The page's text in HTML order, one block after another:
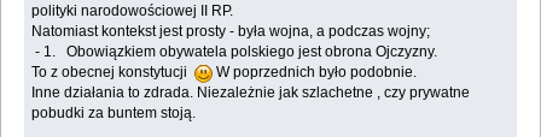
polityki narodowościowej II RP.
Natomiast kontekst jest prosty - była wojna, a podczas wojny;
- 1. Obowiązkiem obywatela polskiego jest obrona Ojczyzny.
To z obecnej konstytucji
W poprzednich było podobnie.
Inne działania to zdrada. Niezależnie jak szlachetne , czy prywatne
pobudki za buntem stoją.